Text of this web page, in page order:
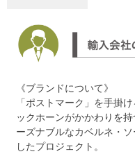
《ブランドについて》
「ポストマーク」を手掛
ックホーンがかかわりを
ーズナブルなカベルネ・
したプロジェクト。